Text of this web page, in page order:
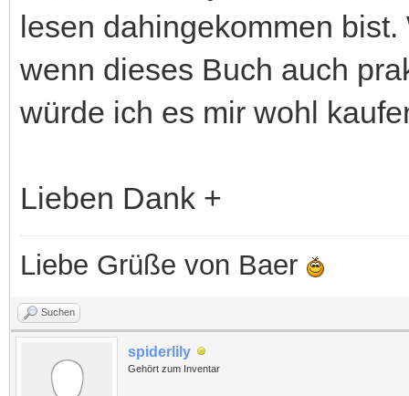
lesen dahingekommen
wenn dieses Buch auch
würde ich es mir wohl
Lieben Dank +
Liebe Grüße von Baer
Suchen
spiderlily
Gehört zum Inventar